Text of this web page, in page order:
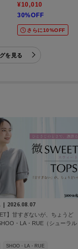
¥10,010
30%OFF
さらに10%OFF
を見る
| 2026.08.07
】甘すぎないが、ちょうど
・LA・RUE（シューラル
SHOO・LA・RUE